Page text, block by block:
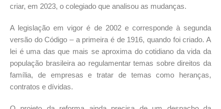
criar, em 2023, o colegiado que analisou as mudanças.
A legislação em vigor é de 2002 e corresponde à segunda
versão do Código – a primeira é de 1916, quando foi criado. A
lei é uma das que mais se aproxima do cotidiano da vida da
população brasileira ao regulamentar temas sobre direitos da
família, de empresas e tratar de temas como heranças,
contratos e dívidas.